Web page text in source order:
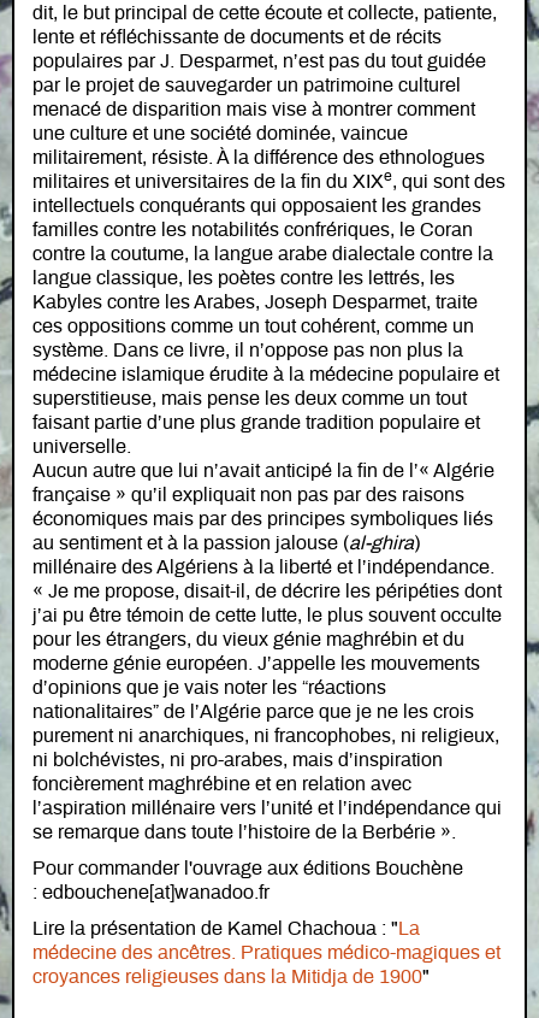
dit, le but principal de cette écoute et collecte, patiente,
lente et réfléchissante de documents et de récits
populaires par J. Desparmet, n’est pas du tout guidée
par le projet de sauvegarder un patrimoine culturel
menacé de disparition mais vise à montrer comment
une culture et une société dominée, vaincue
militairement, résiste. À la différence des ethnologues
militaires et universitaires de la fin du XIXe, qui sont des
intellectuels conquérants qui opposaient les grandes
familles contre les notabilités confrériques, le Coran
contre la coutume, la langue arabe dialectale contre la
langue classique, les poètes contre les lettrés, les
Kabyles contre les Arabes, Joseph Desparmet, traite
ces oppositions comme un tout cohérent, comme un
système. Dans ce livre, il n’oppose pas non plus la
médecine islamique érudite à la médecine populaire et
superstitieuse, mais pense les deux comme un tout
faisant partie d’une plus grande tradition populaire et
universelle.
Aucun autre que lui n’avait anticipé la fin de l’« Algérie
française » qu’il expliquait non pas par des raisons
économiques mais par des principes symboliques liés
au sentiment et à la passion jalouse (al-ghira)
millénaire des Algériens à la liberté et l’indépendance.
« Je me propose, disait-il, de décrire les péripéties dont
j’ai pu être témoin de cette lutte, le plus souvent occulte
pour les étrangers, du vieux génie maghrébin et du
moderne génie européen. J’appelle les mouvements
d’opinions que je vais noter les “réactions
nationalitaires” de l’Algérie parce que je ne les crois
purement ni anarchiques, ni francophobes, ni religieux,
ni bolchévistes, ni pro-arabes, mais d’inspiration
foncièrement maghrébine et en relation avec
l’aspiration millénaire vers l’unité et l’indépendance qui
se remarque dans toute l’histoire de la Berbérie ».
Pour commander l'ouvrage aux éditions Bouchène
: edbouchene[at]wanadoo.fr
Lire la présentation de Kamel Chachoua : " La
médecine des ancêtres. Pratiques médico-magiques et
croyances religieuses dans la Mitidja de 1900"